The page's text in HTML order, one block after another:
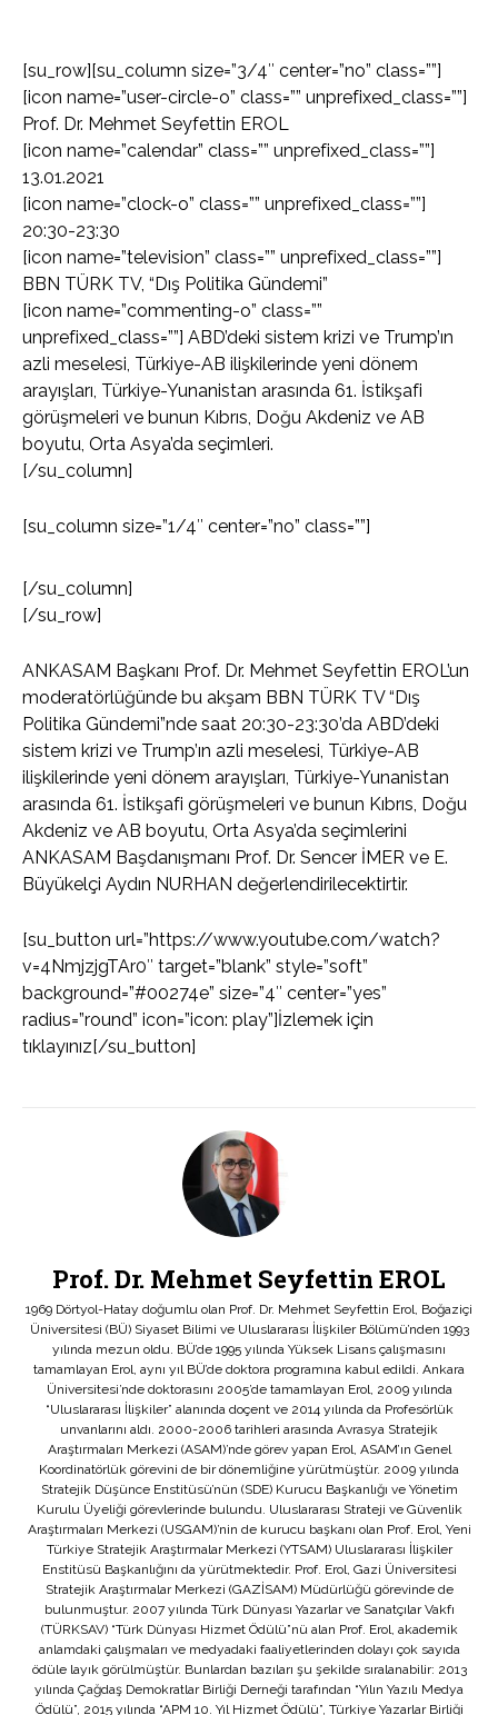
[su_row][su_column size=”3/4″ center=”no” class=””]
[icon name=”user-circle-o” class=”” unprefixed_class=””]
Prof. Dr. Mehmet Seyfettin EROL
[icon name=”calendar” class=”” unprefixed_class=””]
13.01.2021
[icon name=”clock-o” class=”” unprefixed_class=””]
20:30-23:30
[icon name=”television” class=”” unprefixed_class=””]
BBN TÜRK TV, “Dış Politika Gündemi”
[icon name=”commenting-o” class=””
unprefixed_class=””] ABD’deki sistem krizi ve Trump’ın
azli meselesi, Türkiye-AB ilişkilerinde yeni dönem
arayışları, Türkiye-Yunanistan arasında 61. İstikşafi
görüşmeleri ve bunun Kıbrıs, Doğu Akdeniz ve AB
boyutu, Orta Asya’da seçimleri.
[/su_column]
[su_column size=”1/4″ center=”no” class=””]
[/su_column]
[/su_row]
ANKASAM Başkanı Prof. Dr. Mehmet Seyfettin EROL’un
moderatörlüğünde bu akşam BBN TÜRK TV “Dış
Politika Gündemi”nde saat 20:30-23:30’da ABD’deki
sistem krizi ve Trump’ın azli meselesi, Türkiye-AB
ilişkilerinde yeni dönem arayışları, Türkiye-Yunanistan
arasında 61. İstikşafi görüşmeleri ve bunun Kıbrıs, Doğu
Akdeniz ve AB boyutu, Orta Asya’da seçimlerini
ANKASAM Başdanışmanı Prof. Dr. Sencer İMER ve E.
Büyükelçi Aydın NURHAN değerlendirilecektirtir.
[su_button url=”https://www.youtube.com/watch?
v=4NmjzjgTAr0″ target=”blank” style=”soft”
background=”#00274e” size=”4″ center=”yes”
radius=”round” icon=”icon: play”]İzlemek için
tıklayınız[/su_button]
Prof. Dr. Mehmet Seyfettin EROL
1969 Dörtyol-Hatay doğumlu olan Prof. Dr. Mehmet Seyfettin Erol, Boğaziçi
Üniversitesi (BÜ) Siyaset Bilimi ve Uluslararası İlişkiler Bölümü’nden 1993
yılında mezun oldu. BÜ’de 1995 yılında Yüksek Lisans çalışmasını
tamamlayan Erol, aynı yıl BÜ’de doktora programına kabul edildi. Ankara
Üniversitesi’nde doktorasını 2005’de tamamlayan Erol, 2009 yılında
“Uluslararası İlişkiler” alanında doçent ve 2014 yılında da Profesörlük
unvanlarını aldı. 2000-2006 tarihleri arasında Avrasya Stratejik
Araştırmaları Merkezi (ASAM)’nde görev yapan Erol, ASAM’ın Genel
Koordinatörlük görevini de bir dönemliğine yürütmüştür. 2009 yılında
Stratejik Düşünce Enstitüsü’nün (SDE) Kurucu Başkanlığı ve Yönetim
Kurulu Üyeliği görevlerinde bulundu. Uluslararası Strateji ve Güvenlik
Araştırmaları Merkezi (USGAM)’nin de kurucu başkanı olan Prof. Erol, Yeni
Türkiye Stratejik Araştırmalar Merkezi (YTSAM) Uluslararası İlişkiler
Enstitüsü Başkanlığını da yürütmektedir. Prof. Erol, Gazi Üniversitesi
Stratejik Araştırmalar Merkezi (GAZİSAM) Müdürlüğü görevinde de
bulunmuştur. 2007 yılında Türk Dünyası Yazarlar ve Sanatçılar Vakfı
(TÜRKSAV) “Türk Dünyası Hizmet Ödülü”nü alan Prof. Erol, akademik
anlamdaki çalışmaları ve medyadaki faaliyetlerinden dolayı çok sayıda
ödüle layık görülmüştür. Bunlardan bazıları şu şekilde sıralanabilir: 2013
yılında Çağdaş Demokratlar Birliği Derneği tarafından “Yılın Yazılı Medya
Ödülü”, 2015 yılında “APM 10. Yıl Hizmet Ödülü”, Türkiye Yazarlar Birliği